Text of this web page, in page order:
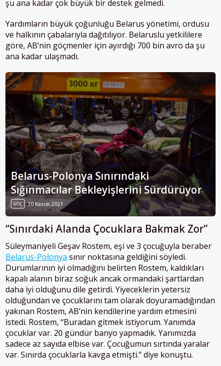
şu ana kadar çok büyük bir destek gelmedi.
Yardımların büyük çoğunluğu Belarus yönetimi, ordusu
ve halkının çabalarıyla dağıtılıyor. Belaruslu yetkililere
göre, AB’nin göçmenler için ayırdığı 700 bin avro da şu
ana kadar ulaşmadı.
Belarus-Polonya Sınırındaki
Sığınmacılar Bekleyişlerini Sürdürüyor
GÖÇ 20 Kasım 2021
“Sınırdaki Alanda Çocuklara Bakmak Zor”
Süleymaniyeli Geşav Rostem, eşi ve 3 çocuğuyla beraber
Belarus-Polonya sınır noktasına geldiğini söyledi.
Durumlarının iyi olmadığını belirten Rostem, kaldıkları
kapalı alanın biraz soğuk ancak ormandaki şartlardan
daha iyi olduğunu dile getirdi. Yiyeceklerin yetersiz
olduğundan ve çocuklarını tam olarak doyuramadığından
yakınan Rostem, AB’nin kendilerine yardım etmesini
istedi. Rostem, “Buradan gitmek istiyorum. Yanımda
çocuklar var. 20 gündür banyo yapmadık. Yanımızda
sadece az sayıda elbise var. Çocuğumun sırtında yaralar
var. Sınırda çocuklarla kavga etmişti.” diye konuştu.